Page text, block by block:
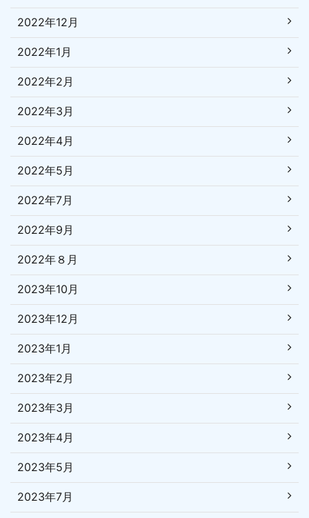
2022年12月
2022年1月
2022年2月
2022年3月
2022年4月
2022年5月
2022年7月
2022年9月
2022年８月
2023年10月
2023年12月
2023年1月
2023年2月
2023年3月
2023年4月
2023年5月
2023年7月